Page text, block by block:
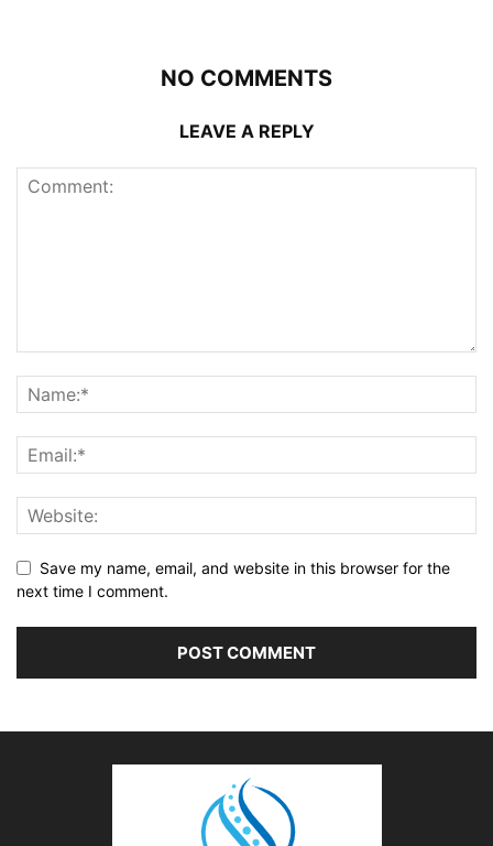
NO COMMENTS
LEAVE A REPLY
Save my name, email, and website in this browser for the
next time I comment.